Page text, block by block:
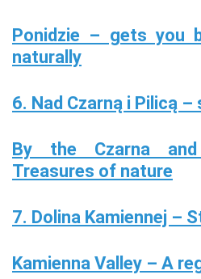
Ponidzie – gets you
naturally
6. Nad Czarną i Pilicą
By the Czarna
Treasures of nature
7. Dolina Kamiennej –
Kamienna Valley – A